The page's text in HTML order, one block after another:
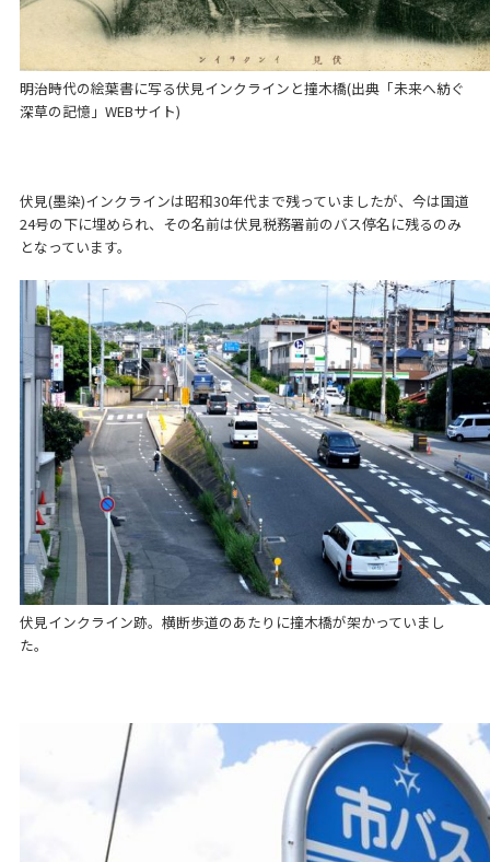
明治時代の絵葉書に写る伏見インクラインと撞木橋(出典「未来へ紡ぐ
深草の記憶」WEBサイト)
伏見(墨染)インクラインは昭和30年代まで残っていましたが、今は国道
24号の下に埋められ、その名前は伏見税務署前のバス停名に残るのみ
となっています。
伏見インクライン跡。横断歩道のあたりに撞木橋が架かっていまし
た。